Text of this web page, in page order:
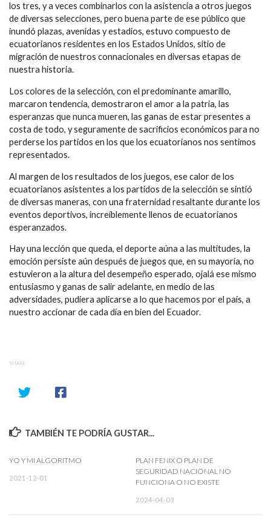
los tres, y a veces combinarlos con la asistencia a otros juegos
de diversas selecciones, pero buena parte de ese público que
inundó plazas, avenidas y estadios, estuvo compuesto de
ecuatorianos residentes en los Estados Unidos, sitio de
migración de nuestros connacionales en diversas etapas de
nuestra historia.
Los colores de la selección, con el predominante amarillo,
marcaron tendencia, demostraron el amor a la patria, las
esperanzas que nunca mueren, las ganas de estar presentes a
costa de todo, y seguramente de sacrificios económicos para no
perderse los partidos en los que los ecuatorianos nos sentimos
representados.
Al margen de los resultados de los juegos, ese calor de los
ecuatorianos asistentes a los partidos de la selección se sintió
de diversas maneras, con una fraternidad resaltante durante los
eventos deportivos, increíblemente llenos de ecuatorianos
esperanzados.
Hay una lección que queda, el deporte aúna a las multitudes, la
emoción persiste aún después de juegos que, en su mayoría, no
estuvieron a la altura del desempeño esperado, ojalá ese mismo
entusiasmo y ganas de salir adelante, en medio de las
adversidades, pudiera aplicarse a lo que hacemos por el país, a
nuestro accionar de cada día en bien del Ecuador.
SHARE
TAMBIÉN TE PODRÍA GUSTAR...
YO Y MI ALGORITMO
2021-12-01
PLAN FENIX O PLAN DE
SEGURIDAD NACIONAL NO
FUNCIONA O NO EXISTE
2024-04-03